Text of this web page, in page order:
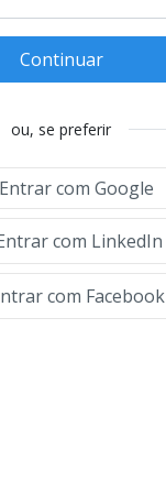
Continuar
ou, se preferir
com Google
com LinkedIn
com Facebook